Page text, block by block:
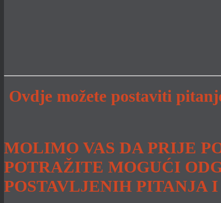
Ovdje možete postaviti
MOLIMO VAS DA PRIJE
POTRAŽITE MOGUĆI
POSTAVLJENIH PITANJA